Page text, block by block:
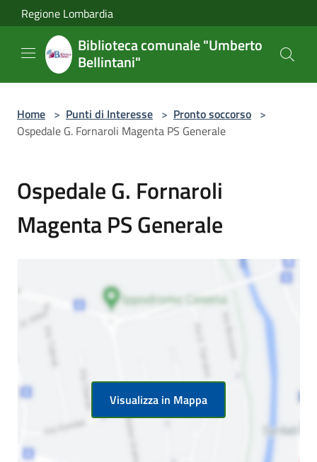
Salta al contenuto principale
Regione Lombardia
Biblioteca comunale "Umberto
Bellintani"
Home > Punti di Interesse > Pronto soccorso >
Ospedale G. Fornaroli Magenta PS Generale
Ospedale G. Fornaroli
Magenta PS Generale
Visualizza in Mappa